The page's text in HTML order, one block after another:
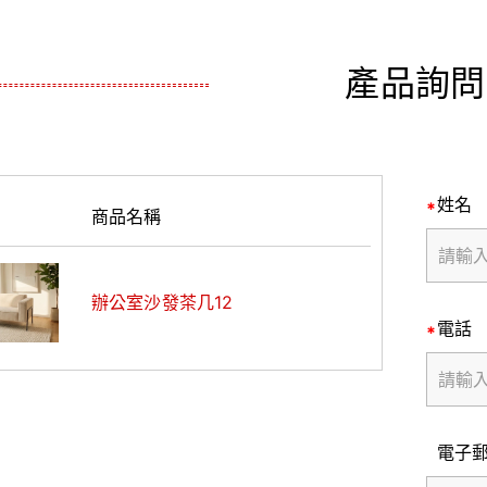
產品詢問
商品名稱
辦公室沙發茶几12
姓名
電話
電子